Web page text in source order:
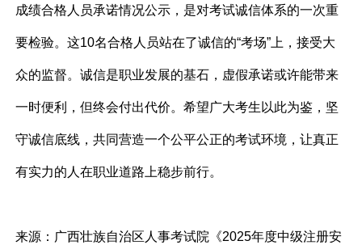
成绩合格人员承诺情况公示，是对考试诚信体系的一次重
要检验。这10名合格人员站在了诚信的“考场”上，接受大
众的监督。诚信是职业发展的基石，虚假承诺或许能带来
一时便利，但终会付出代价。希望广大考生以此为鉴，坚
守诚信底线，共同营造一个公平公正的考试环境，让真正
有实力的人在职业道路上稳步前行。
来源： 广西壮族自治区人事考试院《2025年度中级注册安